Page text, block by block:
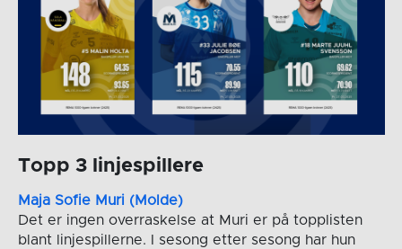
Topp 3 linjespillere
Maja Sofie Muri (Molde)
Det er ingen overraskelse at Muri er på topplisten
blant linjespillerne. I sesong etter sesong har hun